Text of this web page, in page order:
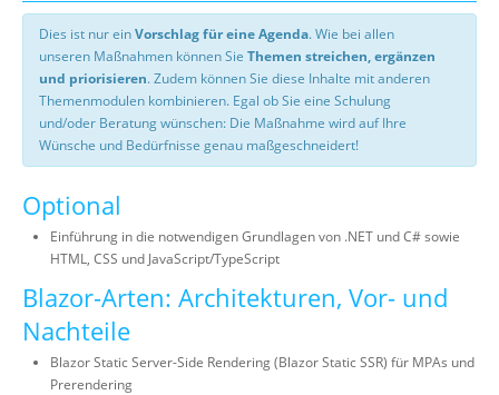
Dies ist nur einVorschlag für eine Agenda. Wie bei allen
unseren Maßnahmen können Sie Themen streichen, ergänzen
und priorisieren. Zudem können Sie diese Inhalte mit anderen
Themenmodulen kombinieren. Egal ob Sie eine Schulung
und/oder Beratung wünschen: Die Maßnahme wird auf Ihre
Wünsche und Bedürfnisse genau maßgeschneidert!
Optional
Einführung in die notwendigen Grundlagen von .NET und C# sowie
HTML, CSS und JavaScript/TypeScript
Blazor-Arten: Architekturen, Vor- und
Nachteile
Blazor Static Server-Side Rendering (Blazor Static SSR) für MPAs und
Prerendering